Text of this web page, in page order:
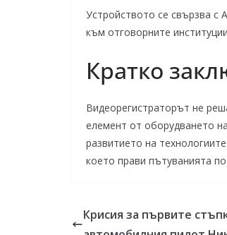
Устройството се свързва с
към отговорните
Кратко
Видеорегистраторът не
елемент от оборудването
развитието на
което прави пътуванията
Крисия за първите